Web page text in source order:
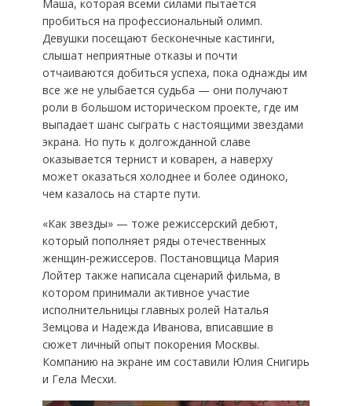
Маша, которая всеми силами пытается
пробиться на профессиональный олимп.
Девушки посещают бесконечные кастинги,
слышат неприятные отказы и почти
отчаиваются добиться успеха, пока однажды им
все же не улыбается судьба — они получают
роли в большом историческом проекте, где им
выпадает шанс сыграть с настоящими звездами
экрана. Но путь к долгожданной славе
оказывается тернист и коварен, а наверху
может оказаться холоднее и более одиноко,
чем казалось на старте пути.
«Как звезды» — тоже режиссерский дебют,
который пополняет ряды отечественных
женщин-режиссеров. Постановщица Мария
Лойтер также написала сценарий фильма, в
котором принимали активное участие
исполнительницы главных ролей Наталья
Земцова и Надежда Иванова, вписавшие в
сюжет личный опыт покорения Москвы.
Компанию на экране им составили Юлия Снигирь
и Гела Месхи.